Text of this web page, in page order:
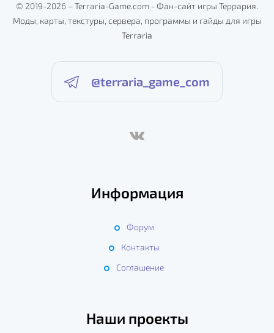
© 2019-2026 – Terraria-Game.com - Фан-сайт игры Террария.
Моды, карты, текстуры, сервера, программы и гайды для игры
Terraria
@terraria_game_com
Информация
Форум
Контакты
Соглашение
Наши проекты